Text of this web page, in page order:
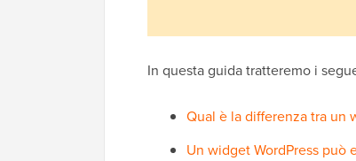
In questa guida tratteremo i
Qual è la differenza tra un
Un widget WordPress può